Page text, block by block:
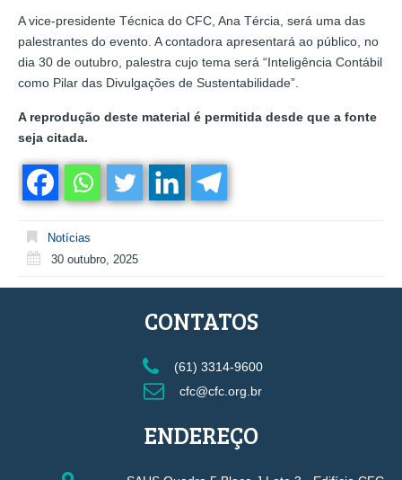
A vice-presidente Técnica do CFC, Ana Tércia, será uma das
palestrantes do evento. A contadora apresentará ao público, no
dia 30 de outubro, palestra cujo tema será “Inteligência Contábil
como Pilar das Divulgações de Sustentabilidade”.
A reprodução deste material é permitida desde que a fonte
seja citada.
Notícias
30 outubro, 2025
CONTATOS
(61) 3314-9600
cfc@cfc.org.br
ENDEREÇO